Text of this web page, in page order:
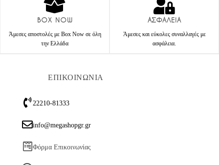
BOX NOW
Άμεσες αποστολές με Box Now σε όλη
την Ελλάδα
ΑΣΦΑΛΕΙΑ
Άμεσες και εύκολες συναλλαγές με
ασφάλεια.
ΕΠΙΚΟΙΝΩΝΙΑ
22210-81333
info@megashopgr.gr
Φόρμα Επικοινωνίας